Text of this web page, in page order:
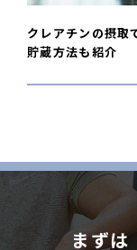
クレアチンの摂取
貯蔵方法も紹介
まずは